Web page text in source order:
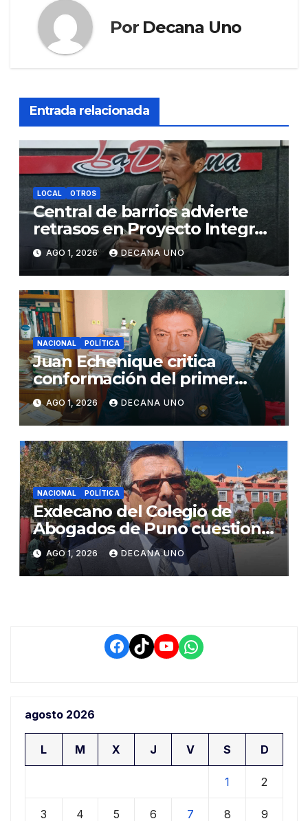
Por Decana Uno
Entrada relacionada
LOCAL OTROS
Central de barrios advierte
retrasos en Proyecto Integral
de Agua y Alcantarillado para
Juliaca
AGO 1, 2026 DECANA UNO
NACIONAL POLÍTICA
Juan Echenique critica
conformación del primer
gabinete ministerial de Keiko
Fujimori
AGO 1, 2026 DECANA UNO
NACIONAL POLÍTICA
Exdecano del Colegio de
Abogados de Puno cuestiona
propuestas sobre seguridad
ciudadana
AGO 1, 2026 DECANA UNO
Facebook
TikTokYouTube
WhatsApp
agosto 2026
L M X J V S D
1 2
3 4 5 6 7 8 9